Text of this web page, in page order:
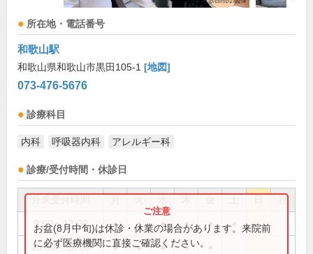
所在地・電話番号
和歌山駅
和歌山県和歌山市黒田105-1 [地図]
073-476-5676
診療科目
内科 呼吸器内科 アレルギー科
診療/受付時間・休診日
祝
9:00～13:00 ● ● ● ● ●
15:00～18:00 ● ● ● ●
お盆(8月中旬)は休診・休業の場合があります。来院前
に必ず医療機関に直接ご確認ください。